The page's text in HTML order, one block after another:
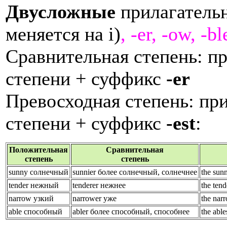
Двусложные
меняется на i), -er, -ow, -
Сравнительная степень:
степени + суффикс -er
Превосходная степень:
степени + суффикс -est:
Положительная
степень
Сравнительная
степень
sunny солнечный sunnier более солнечный, солнечнее the
tender нежный
tenderer нежнее the
narrow узкий
narrower уже the
able способный
abler более способный, способнее the